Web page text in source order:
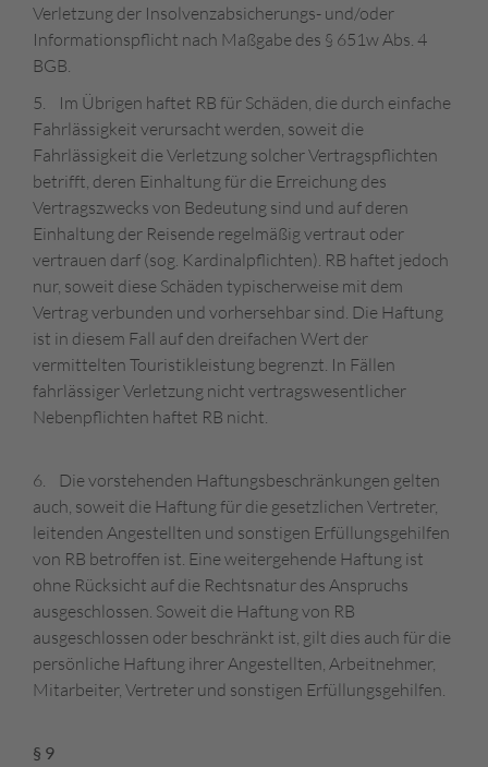
Verletzung der Insolvenzabsicherungs- und/oder
Informationspflicht nach Maßgabe des § 651w Abs. 4
BGB.
5. Im Übrigen haftet RB für Schäden, die durch einfache
Fahrlässigkeit verursacht werden, soweit die
Fahrlässigkeit die Verletzung solcher Vertragspflichten
betrifft, deren Einhaltung für die Erreichung des
Vertragszwecks von Bedeutung sind und auf deren
Einhaltung der Reisende regelmäßig vertraut oder
vertrauen darf (sog. Kardinalpflichten). RB haftet jedoch
nur, soweit diese Schäden typischerweise mit dem
Vertrag verbunden und vorhersehbar sind. Die Haftung
ist in diesem Fall auf den dreifachen Wert der
vermittelten Touristikleistung begrenzt. In Fällen
fahrlässiger Verletzung nicht vertragswesentlicher
Nebenpflichten haftet RB nicht.
6. Die vorstehenden Haftungsbeschränkungen gelten
auch, soweit die Haftung für die gesetzlichen Vertreter,
leitenden Angestellten und sonstigen Erfüllungsgehilfen
von RB betroffen ist. Eine weitergehende Haftung ist
ohne Rücksicht auf die Rechtsnatur des Anspruchs
ausgeschlossen. Soweit die Haftung von RB
ausgeschlossen oder beschränkt ist, gilt dies auch für die
persönliche Haftung ihrer Angestellten, Arbeitnehmer,
Mitarbeiter, Vertreter und sonstigen Erfüllungsgehilfen.
§ 9